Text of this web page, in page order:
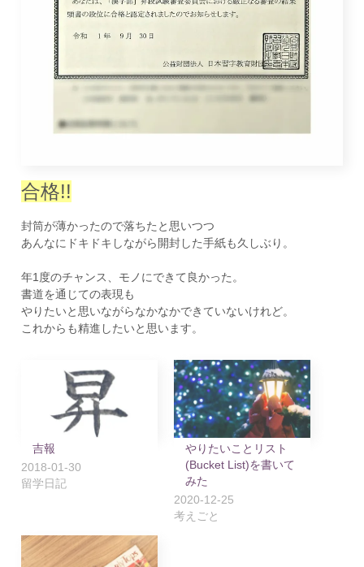
合格!!
封筒が薄かったので落ちたと思いつつ
あんなにドキドキしながら開封した手紙も久しぶり。
年1度のチャンス、モノにできて良かった。
書道を通じての表現も
やりたいと思いながらなかなかできていないけれど。
これからも精進したいと思います。
吉報
2018-01-30
留学日記
やりたいことリスト
(Bucket List)を書いて
みた
2020-12-25
考えごと